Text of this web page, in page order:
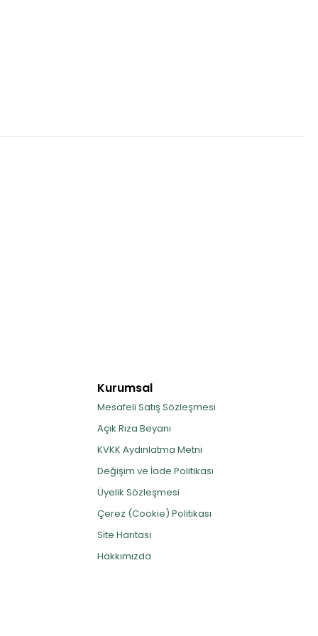
Kurumsal
Mesafeli Satış Sözleşmesi
Açık Rıza Beyanı
KVKK Aydınlatma Metni
Değişim ve İade Politikası
Üyelik Sözleşmesi
Çerez (Cookie) Politikası
Site Haritası
Hakkımızda